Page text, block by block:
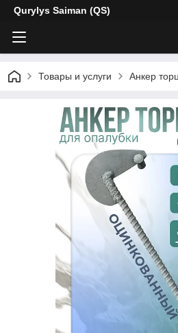
Qurylys Saiman (QS)
Товары и услуги Анкер